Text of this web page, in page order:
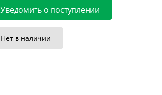
Уведомить о поступлении
Нет в наличии